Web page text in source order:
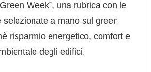
Week”, una rubrica con le
selezionate a mano sul green
risparmio energetico, comfort e
degli edifici.